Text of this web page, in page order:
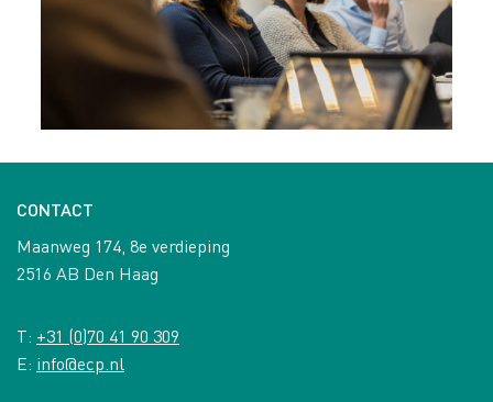
CONTACT
Maanweg 174, 8e verdieping
2516 AB Den Haag
T: +31 (0)70 41 90 309
E: info@ecp.nl